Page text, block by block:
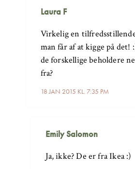
Laura F
18 JAN 2015 KL. 7:35 PM
Virkelig en
man får af at kigge på det!
de forskellige beholdere
fra?
Emily Salomon
Ja, ikke? De er fra Ikea :)